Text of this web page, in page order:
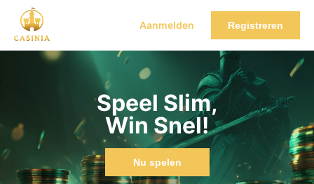
Aanmelden Registreren
Speel Slim,
Win Snel!
Nu spelen